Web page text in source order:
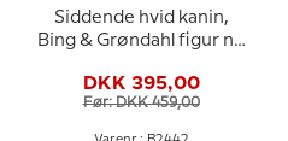
Siddende hvid kanin,
Bing & Grøndahl figur nr.
DKK 395,00
Før: DKK 459,00